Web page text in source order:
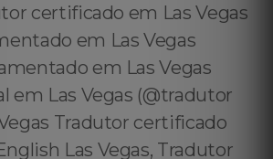
certificado em Las Vegas
em Las Vegas
em Las Vegas
em Las Vegas (@tradutor
Tradutor certificado
Las Vegas, Tradutor